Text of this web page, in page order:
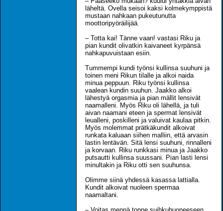
läheltä. Ovella seisoi kaksi kolmekymppistä
mustaan nahkaan pukeutunutta
moottoripyöräilijää.
– Totta kai! Tänne vaan! vastasi Riku ja
pian kundit olivatkin kaivaneet kyrpänsä
nahkapuvuistaan esiin.
Tummempi kundi työnsi kullinsa suuhuni ja
toinen meni Rikun tilalle ja alkoi naida
minua peppuun. Riku työnsi kullinsa
vaalean kundin suuhun. Jaakko alkoi
lähestyä orgasmia ja pian mällit lensivät
naamalleni. Myös Riku oli lähellä, ja tuli
aivan naamani eteen ja spermat lensivät
leualleni, poskilleni ja valuivat kaulaa pitkin.
Myös molemmat prätkäkundit alkoivat
runkata kaluaan siihen malliin, että arvasin
lastin lentävän. Sitä lensi suuhuni, rinnalleni
ja korvaan. Riku runkkasi minua ja Jaakko
putsautti kullinsa suussani. Pian lasti lensi
minultakin ja Riku otti sen suuhunsa.
Olimme siinä yhdessä kasassa lattialla.
Kundit alkoivat nuoleen spermaa
naamaltani.